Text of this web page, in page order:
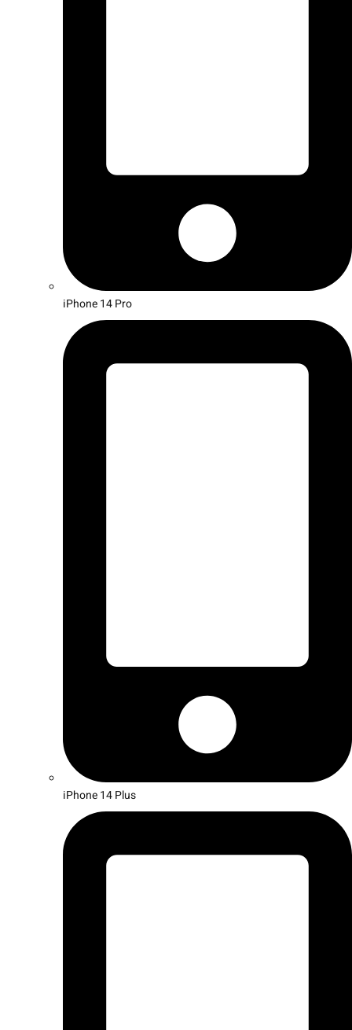
iPhone 14 Pro
iPhone 14 Plus